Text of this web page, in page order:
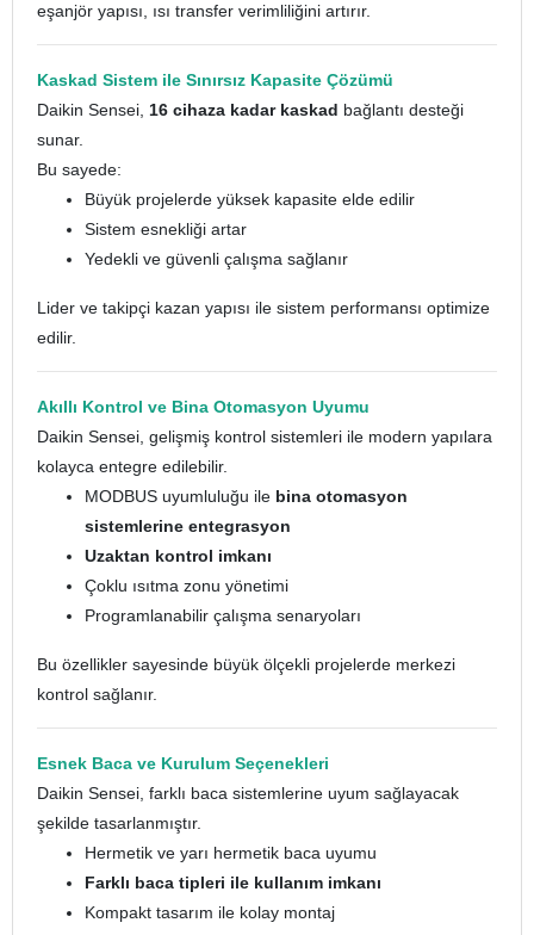
eşanjör yapısı, ısı transfer verimliliğini artırır.
Kaskad Sistem ile Sınırsız Kapasite Çözümü
Daikin Sensei, 16 cihaza kadar kaskad bağlantı desteği
sunar.
Bu sayede:
Büyük projelerde yüksek kapasite elde edilir
Sistem esnekliği artar
Yedekli ve güvenli çalışma sağlanır
Lider ve takipçi kazan yapısı ile sistem performansı optimize
edilir.
Akıllı Kontrol ve Bina Otomasyon Uyumu
Daikin Sensei, gelişmiş kontrol sistemleri ile modern yapılara
kolayca entegre edilebilir.
MODBUS uyumluluğu ile bina otomasyon
sistemlerine entegrasyon
Uzaktan kontrol imkanı
Çoklu ısıtma zonu yönetimi
Programlanabilir çalışma senaryoları
Bu özellikler sayesinde büyük ölçekli projelerde merkezi
kontrol sağlanır.
Esnek Baca ve Kurulum Seçenekleri
Daikin Sensei, farklı baca sistemlerine uyum sağlayacak
şekilde tasarlanmıştır.
Hermetik ve yarı hermetik baca uyumu
Farklı baca tipleri ile kullanım imkanı
Kompakt tasarım ile kolay montaj